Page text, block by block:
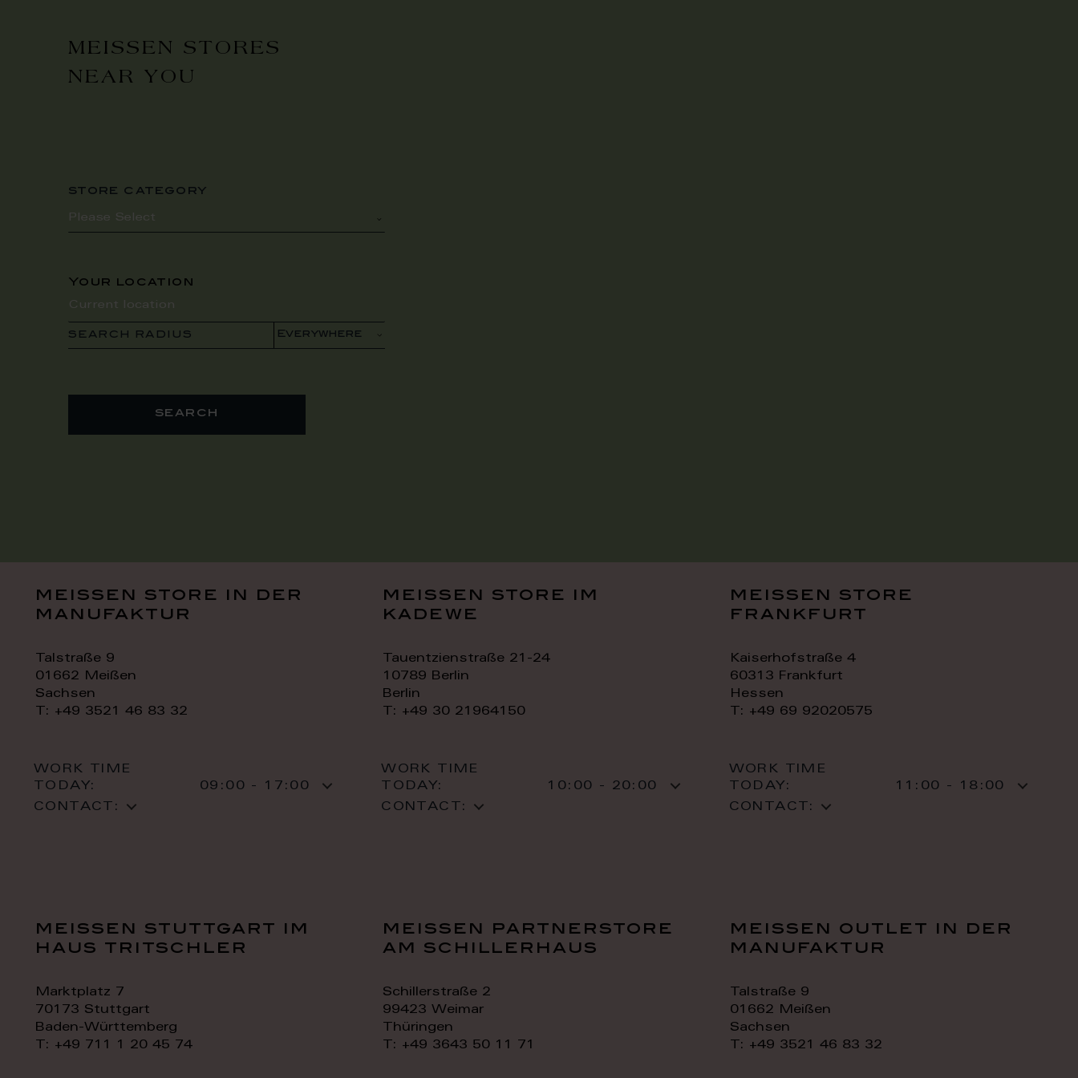
MEISSEN STORES
NEAR YOU
store category
Your location
SEARCH RADIUS
search
meissen store in der
manufaktur
Talstraße 9
01662 Meißen
Sachsen
T: +49 3521 46 83 32
WORK TIME
TODAY:
09:00 - 17:00
CONTACT:
meissen store im
kadewe
Tauentzienstraße 21-24
10789 Berlin
Berlin
T: +49 30 21964150
WORK TIME
TODAY:
10:00 - 20:00
CONTACT:
meissen store
frankfurt
Kaiserhofstraße 4
60313 Frankfurt
Hessen
T: +49 69 92020575
WORK TIME
TODAY:
11:00 - 18:00
CONTACT:
meissen stuttgart im
haus tritschler
Marktplatz 7
70173 Stuttgart
Baden-Württemberg
T: +49 711 1 20 45 74
meissen partnerstore
am schillerhaus
Schillerstraße 2
99423 Weimar
Thüringen
T: +49 3643 50 11 71
meissen outlet in der
manufaktur
Talstraße 9
01662 Meißen
Sachsen
T: +49 3521 46 83 32